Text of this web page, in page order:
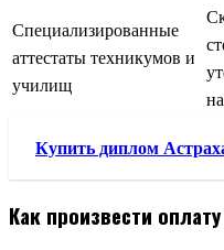
Специализированные
аттестаты техникумов и
училищ
Купить диплом
Как произвести